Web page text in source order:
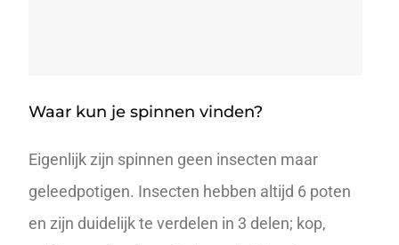
Waar kun je spinnen vinden?
Eigenlijk zijn spinnen geen insecten maar
geleedpotigen. Insecten hebben altijd 6 poten
en zijn duidelijk te verdelen in 3 delen; kop,